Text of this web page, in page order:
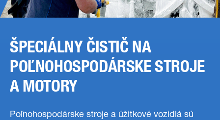
ŠPECIÁLNY ČISTIČ NA
POĽNOHOSPODÁRSKE STROJE
A MOTORY
Poľnohospodárske stroje a úžitkové vozidlá sú